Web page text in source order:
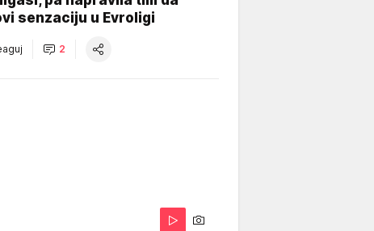
senzaciju u Evroligi
2